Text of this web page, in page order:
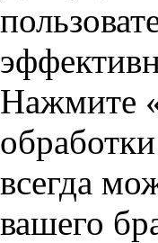
Нажмите
всегда
вашего